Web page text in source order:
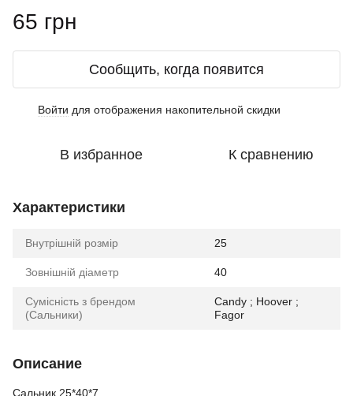
65 грн
Сообщить, когда появится
Войти для отображения накопительной скидки
В избранное К сравнению
Характеристики
Внутрішній розмір 25
Зовнішній діаметр 40
Сумісність з брендом
(Сальники)
Candy ; Hoover ;
Fagor
Описание
Сальник 25*40*7